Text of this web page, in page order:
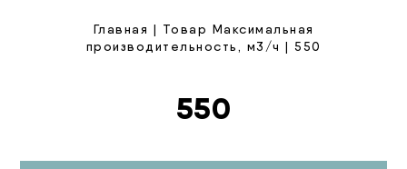
Главная | Товар Максимальная
производительность, м3/ч | 550
550